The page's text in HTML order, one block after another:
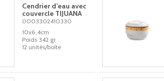
Cendrier d’eau avec
couvercle TIJUANA
0003302410330
10x6,4cm
Poids 342 gr
12 unités/boîte